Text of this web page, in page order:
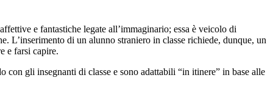
e fantastiche legate all’immaginario; essa è veicolo di
L’inserimento di un alunno straniero in classe richiede, dunque, un
e farsi capire.
gli insegnanti di classe e sono adattabili “in itinere” in base alle